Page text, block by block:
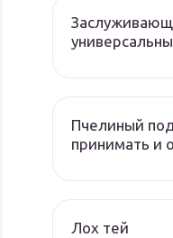
Пчелиный
принимать и
Лох тей